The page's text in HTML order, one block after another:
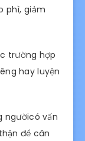
phì, giảm
trường hợp
hay luyện
ngườicó vấn
để cân